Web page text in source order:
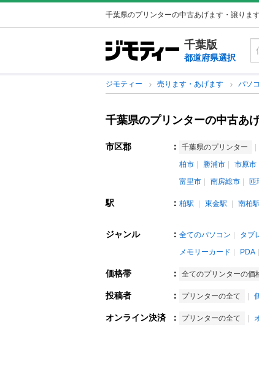
千葉県のプリンターの中古あげます・譲りま
千葉版
都道府県選択
ジモティー 売ります・あげます パソ
千葉県のプリンターの中古あ
市区郡 ： 千葉県のプリンター
柏市
勝浦市 市原市
富里市
南房総市 匝
駅 ： 柏駅 東金駅 南柏駅
ジャンル ： 全てのパソコン タブ
メモリーカード
PDA
価格帯 ： 全てのプリンターの価
投稿者 ： プリンターの全て
オンライン決済 ： プリンターの全て